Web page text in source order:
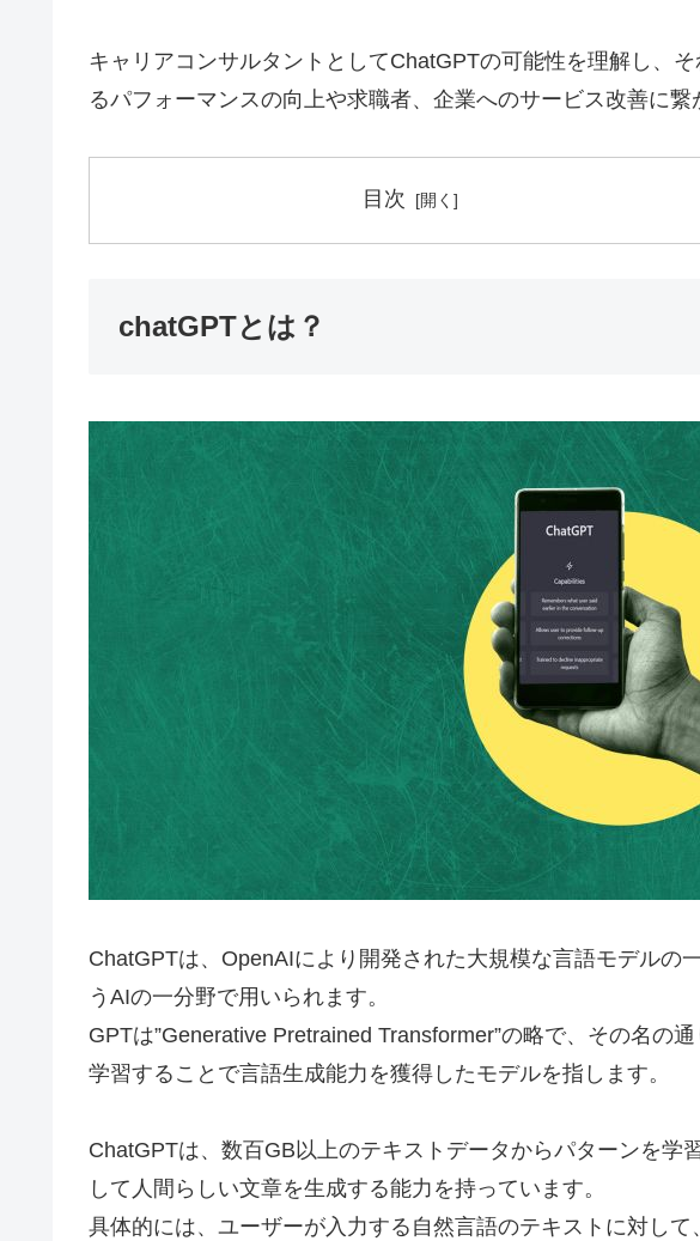
キャリアコンサルタントとしてChatGPTの可能性を理解し、
るパフォーマンスの向上や求職者、企業へのサービス改善に繋
目次
chatGPTとは？
ChatGPTは、OpenAIにより開発された大規模な言語モデルの
うAIの一分野で用いられます。
GPTは”Generative Pretrained Transformer”の略で、その名の
学習することで言語生成能力を獲得したモデルを指します。
ChatGPTは、数百GB以上のテキストデータからパターンを学
して人間らしい文章を生成する能力を持っています。
具体的には、ユーザーが入力する自然言語のテキストに対し